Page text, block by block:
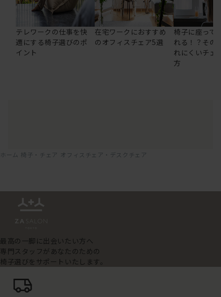
テレワークの仕事を快
適にする椅子選びのポ
イント
在宅ワークにおすすめ
のオフィスチェア5選
椅子に座って
れる！？その
れにくいチェ
方
ホーム 椅子・チェア オフィスチェア・デスクチェア
最高の一脚に出会いたい方へ
専門スタッフがあなたのための
椅子選びをサポートいたします。